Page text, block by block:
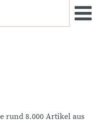
rund 8.000 Artikel aus